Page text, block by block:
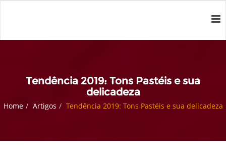
Tendência 2019: Tons Pastéis e sua
delicadeza
Home Artigos Tendência 2019: Tons Pastéis e sua delicadeza